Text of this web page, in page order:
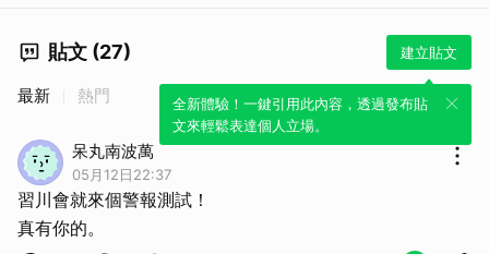
貼文 (27) 建立貼文
全新體驗！一鍵引用此內容，透過發布貼
文來輕鬆表達個人立場。
最新 熱門
呆丸南波萬
05月12日22:37
習川會就來個警報測試！
真有你的。